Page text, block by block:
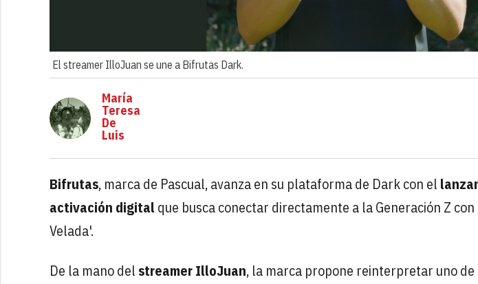
El streamer IlloJuan se une a Bifrutas Dark.
María
Teresa
De
Luis
Bifrutas, marca de Pascual, avanza en su plataforma de Dark con el
activación digitalque busca conectar directamente a la Generación Z
Velada'.
De la mano del streamer IlloJuan, la marca propone reinterpretar uno